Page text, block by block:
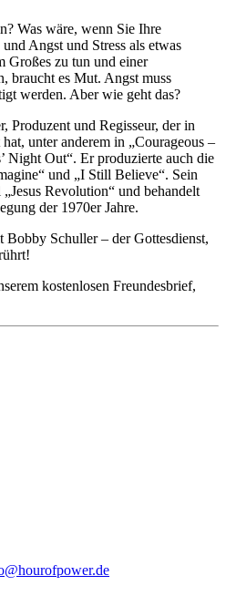
Was wäre, wenn Sie Ihre
Angst und Stress als etwas
Großes zu tun und einer
braucht es Mut. Angst muss
werden. Aber wie geht das?
Produzent und Regisseur, der in
unter anderem in „Courageous –
Night Out“. Er produzierte auch die
und „I Still Believe“. Sein
Revolution“ und behandelt
der 1970er Jahre.
Schuller – der Gottesdienst,
kostenlosen Freundesbrief,